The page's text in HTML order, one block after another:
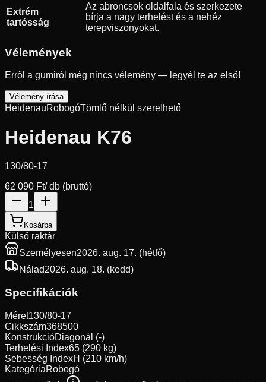
Extrém
tartósság
Az abroncsok oldalfala és szerkezete
bírja a nagy terhelést és a nehéz
terepviszonyokat.
Vélemények
Erről a gumiról még nincs vélemény — legyél te az első!
Vélemény írása
HeidenauRobogóTömlő nélkül szerelhető
Heidenau K76
130/80-17
62 090 Ft/ db (bruttó)
1
Kosárba
Külső raktár
Személyesen2026. aug. 17. (hétfő)
Nálad2026. aug. 18. (kedd)
Specifikációk
Méret130/80-17
Cikkszám368500
KonstrukcióDiagonál (-)
Terhelési Index65 (290 kg)
Sebesség IndexH (210 km/h)
KategóriaRobogó